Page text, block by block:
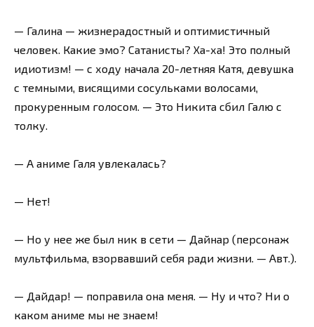
— Галина — жизнерадостный и оптимистичный
человек. Какие эмо? Сатанисты? Ха-ха! Это полный
идиотизм! — с ходу начала 20-летняя Катя, девушка
с темными, висящими сосульками волосами,
прокуренным голосом. — Это Никита сбил Галю с
толку.
— А аниме Галя увлекалась?
— Нет!
— Но у нее же был ник в сети — Дайнар (персонаж
мультфильма, взорвавший себя ради жизни. — Авт.).
— Дайдар! — поправила она меня. — Ну и что? Ни о
каком аниме мы не знаем!